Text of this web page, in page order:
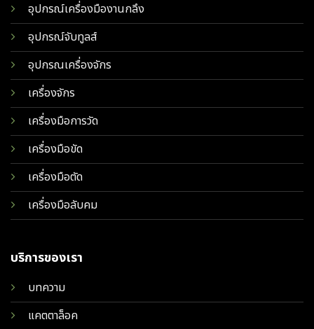
อุปกรณ์เครื่องมืองานกลึง
อุปกรณ์จับทูลส์
อุปกรณเครื่องจักร
เครื่องจักร
เครื่องมือการวัด
เครื่องมือขัด
เครื่องมือตัด
เครื่องมือลับคม
บริการของเรา
บทความ
แคตตาล็อค